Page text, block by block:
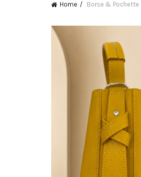
Home Borse & Pochette